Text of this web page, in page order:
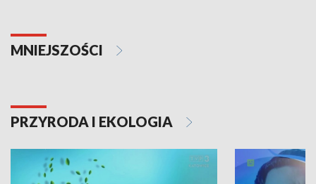
MNIEJSZOŚCI
PRZYRODA I EKOLOGIA